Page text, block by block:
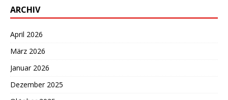
ARCHIV
April 2026
März 2026
Januar 2026
Dezember 2025